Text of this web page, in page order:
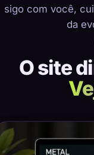
sigo com você,
da
O site